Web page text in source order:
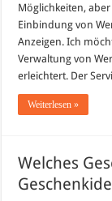
Möglichkeiten,
Einbindung von
Anzeigen. Ich
Verwaltung von
erleichtert. Der
Weiterlesen »
Welches